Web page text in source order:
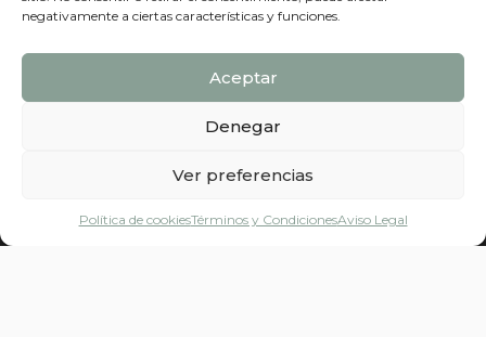
negativamente a ciertas características y funciones.
Aceptar
Denegar
Ver preferencias
Política de cookiesTérminos y Condiciones​Aviso Legal
Inscríbete aquí a nuestra
newsletter